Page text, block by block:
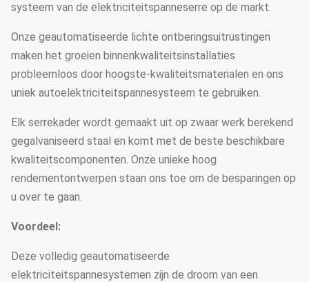
systeem van de elektriciteitspanneserre op de markt.
Onze geautomatiseerde lichte ontberingsuitrustingen
maken het groeien binnenkwaliteitsinstallaties
probleemloos door hoogste-kwaliteitsmaterialen en ons
uniek autoelektriciteitspannesysteem te gebruiken.
Elk serrekader wordt gemaakt uit op zwaar werk berekend
gegalvaniseerd staal en komt met de beste beschikbare
kwaliteitscomponenten. Onze unieke hoog
rendementontwerpen staan ons toe om de besparingen op
u over te gaan.
Voordeel:
Deze volledig geautomatiseerde
elektriciteitspannesystemen zijn de droom van een